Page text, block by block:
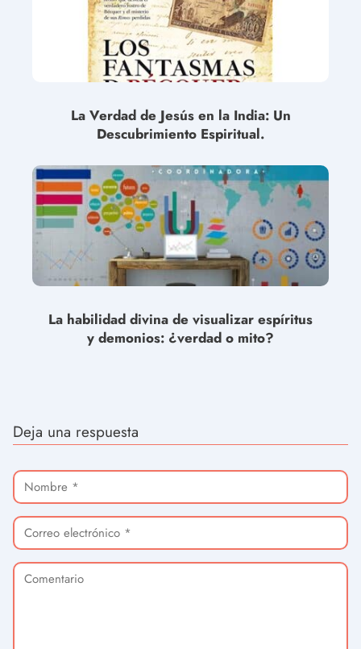
La Verdad de Jesús en la India: Un
Descubrimiento Espiritual.
La habilidad divina de visualizar espíritus
y demonios: ¿verdad o mito?
Deja una respuesta